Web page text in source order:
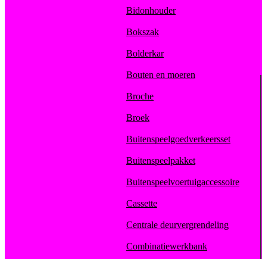
Bidonhouder
Bokszak
Bolderkar
Bouten en moeren
Broche
Broek
Buitenspeelgoedverkeersset
Buitenspeelpakket
Buitenspeelvoertuigaccessoire
Cassette
Centrale deurvergrendeling
Combinatiewerkbank